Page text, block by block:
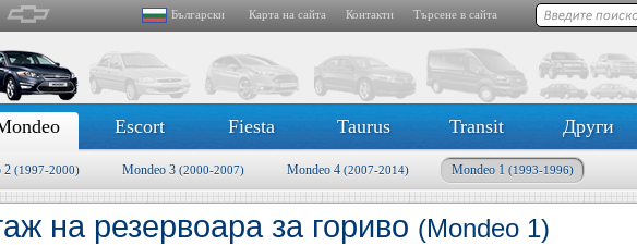
Български Карта на сайта Контакти Търсене в сайта
Escort Fiesta Taurus Transit Други
2 (1997-2000) Mondeo 3 (2000-2007) Mondeo 4 (2007-2014) Mondeo 1 (1993-1996)
на резервоара за гориво (Mondeo 1)